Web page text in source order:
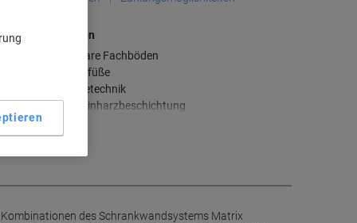
Höhenverstellbare Fachböden
Elegante Sockelfüße
Schnellmontagetechnik
Robuste Melaminharzbeschichtung
anzeigen
des Schrankwandsystems Matrix